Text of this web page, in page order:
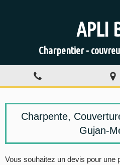
APLI
Charpentier -
Charpente,
Gujan-
Vous souhaitez un devis pour une